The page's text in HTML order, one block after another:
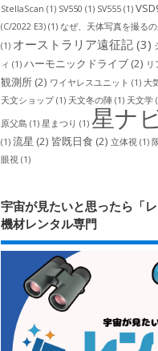
StellaScan (1) SV550 (1) SV555 (1)
(C/2022 E3) (1) なぜ、天体写真を撮るの
(1) オーストラリア遠征記 (3)
ィ (1) ハーモニックドライブ (2) リ
観測所 (2) ワイヤレスユニット (1) 大
天文ショップ(1) 天文冬の陣 (1) 天文学
原父島 (1) 星まつり (1) 星ナ
(1) 流星 (2) 皆既日食 (2) 立体視 (1)
眼視 (1)
宇宙が見たいと思ったら「
機材レンタル専門